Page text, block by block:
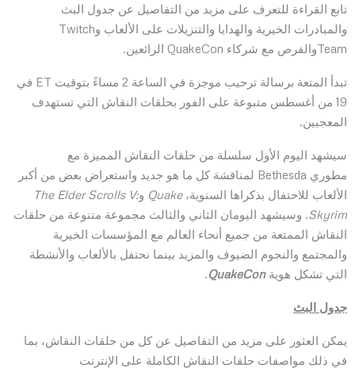
تابع القراءة للتعرف على مزيد من التفاصيل عن جدول البث
والمبادرات الخيرية والهدايا والتنزيلات على الألعاب وTwitch
Teamوالفرص مع شركاء QuakeCon الرائعين.
تبدأ المتعة برسالة ترحيب موجزة في الساعة 2 مساءً بتوقيت ET في
19 من أغسطس متبوعة على الفور بحلقات النقاش التي تستهدف
المعجبين.
سيشهد اليوم الأول سلسلة من حلقات النقاش المميزة مع
مطوري Bethesda لمناقشة كل ما هو جديد واستعراض بعض من أكبر
الألعاب للاحتفال بذكراها السنوية،Quake وThe Elder Scrolls V:
Skyrim . وسيشهد اليومان الثاني والثالث مجموعة متنوعة من حلقات
النقاش الممتعة من جميع أنحاء العالم مع المؤسسات الخيرية
والمجتمع والنجوم الضيوف والمزيد بينما نحتفل بالألعاب والأنشطة
التي تشكل هويةQuakeCon
جدول البث
يمكن العثور على مزيد من التفاصيل عن كل من حلقات النقاش، بما
في ذلك مواصفات حلقات النقاش الكاملة على الإنترنت